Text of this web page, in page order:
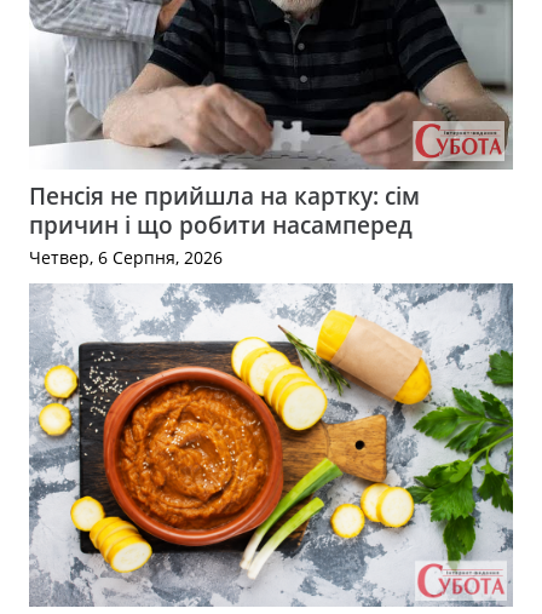
Пенсія не прийшла на картку: сім
причин і що робити насамперед
Четвер, 6 Серпня, 2026